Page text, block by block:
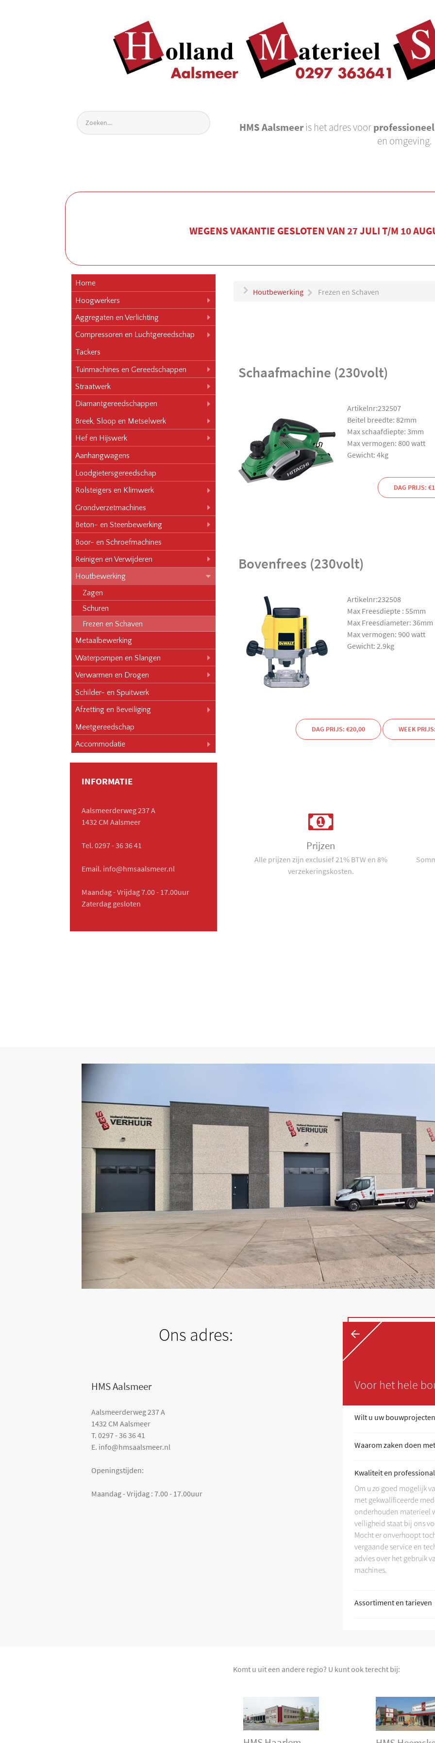
HMS Aalsmeeris het adres voor
en omgeving.
WEGENS VAKANTIE GESLOTEN VAN 27 JULI T/M 10
Home
Hoogwerkers
Aggregaten en Verlichting
Compressoren en Luchtgereedschap
Tackers
Tuinmachines en Gereedschappen
Straatwerk
Diamantgereedschappen
Breek, Sloop en Metselwerk
Hef en Hijswerk
Aanhangwagens
Loodgietersgereedschap
Rolsteigers en Klimwerk
Grondverzetmachines
Beton- en Steenbewerking
Boor- en Schroefmachines
Reinigen en Verwijderen
Houtbewerking
Zagen
Schuren
Frezen en Schaven
Metaalbewerking
Waterpompen en Slangen
Verwarmen en Drogen
Schilder- en Spuitwerk
Afzetting en Beveiliging
Meetgereedschap
Accommodatie
INFORMATIE
Aalsmeerderweg 237 A
1432 CM Aalsmeer
Tel. 0297 - 36 36 41
Email. info@hmsaalsmeer.nl
Maandag - Vrijdag 7.00 - 17.00uur
Zaterdag gesloten
Houtbewerking Frezen en Schaven
Schaafmachine (230volt)
Artikelnr:232507
Beitel breedte: 82mm
Max schaafdiepte: 3mm
Max vermogen: 800 watt
Gewicht: 4kg
DAG PRIJS:
Bovenfrees (230volt)
Artikelnr:232508
Max Freesdiepte : 55mm
Max Freesdiameter: 36mm
Max vermogen: 900 watt
Gewicht: 2.9kg
DAG PRIJS: €20,00 WEEK
Prijzen
Alle prijzen zijn exclusief 21% BTW en 8%
verzekeringskosten.
Ons adres:
HMS Aalsmeer
Aalsmeerderweg 237 A
1432 CM Aalsmeer
T. 0297 - 36 36 41
E. info@hmsaalsmeer.nl
Openingstijden:
Maandag - Vrijdag : 7.00 - 17.00uur
←
Voor het hele
+
+
+
+
Wilt u uw bouwprojecten snel en correctuitvoeren?
Waarom zaken doen met HMS?
Kwaliteit en professionaliteit
Assortiment en tarieven
Wilt u uw
Waarom zaken doen
Kwaliteit en
Om u zo goed mogelijk
met gekwalificeerde
onderhouden materieel
veiligheid staat bij ons
Mocht er onverhoopt
vergaande service en
advies over het gebruik
machines.
Assortiment en tarieven
Komt u uit een andere regio? U kunt ook terecht bij: